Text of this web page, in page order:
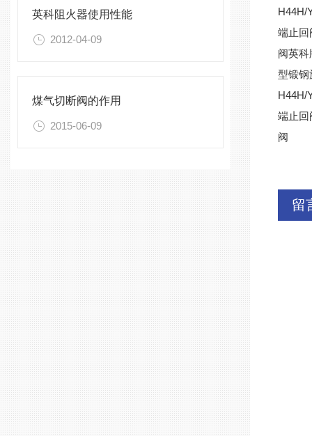
英科阻火器使用性能
2012-04-09
煤气切断阀的作用
2015-06-09
H44H/
端止回
阀英
型锻钢
H44H/
端止回
阀
留